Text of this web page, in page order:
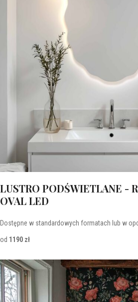
LUSTRO PODŚWIETLANE -
OVAL LED
Dostępne w standardowych formatach lub w
od 1190 zł